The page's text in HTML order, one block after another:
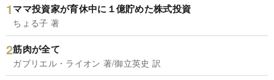
ママ投資家が育休中に１億貯めた株式投資
ちょる子 著
筋肉が全て
ガブリエル・ライオン 著/御立英史 訳